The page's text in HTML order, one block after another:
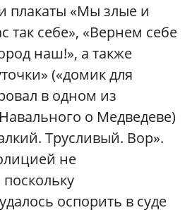
плакаты «Мы злые и
так себе», «Вернем себе
наш!», а также
(«домик для
в одном из
о Медведеве)
Трусливый. Вор».
не
оспорить в суде